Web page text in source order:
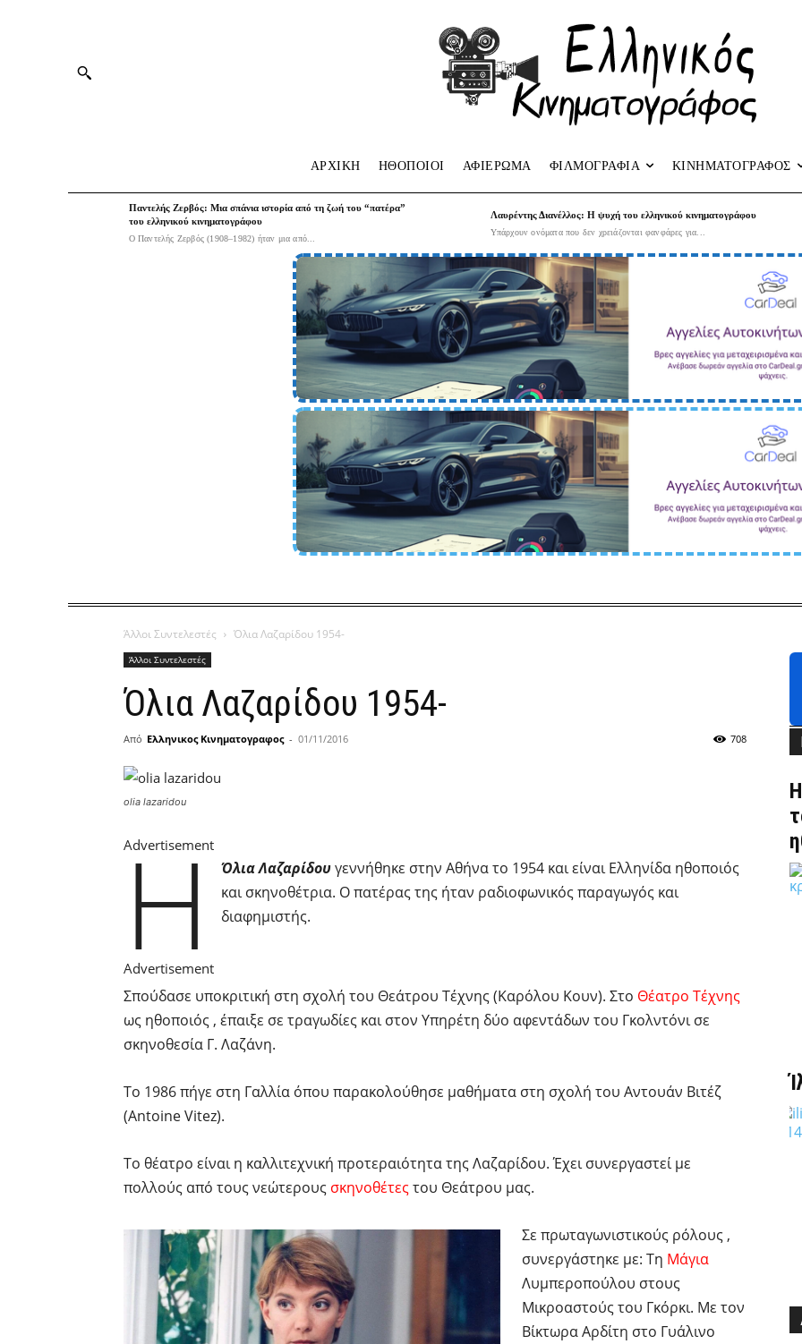
ΑΡΧΙΚΗ HΘΟΠΟΙΟΙ ΑΦΙΕΡΩΜΑ ΦΙΛΜΟΓΡΑΦΙΑ ΚΙΝΗΜΑΤΟΓΡΑΦΟΣ
Παντελής Ζερβός: Μια σπάνια ιστορία από τη ζωή του “πατέρα”
του ελληνικού κινηματογράφου
Ο Παντελής Ζερβός (1908–1982) ήταν μια από...
Λαυρέντης Διανέλλος: Η ψυχή του ελληνικού κινηματογράφου
Υπάρχουν ονόματα που δεν χρειάζονται φανφάρες για...
Άλλοι Συντελεστές Όλια Λαζαρίδου 1954-
Άλλοι Συντελεστές
Όλια Λαζαρίδου 1954-
Από Ελληνικος Κινηματογραφος - 01/11/2016 708
olia lazaridou
Advertisement
Η Όλια Λαζαρίδουγεννήθηκε στην Αθήνα το 1954 και είναι Ελληνίδα ηθοποιός
και σκηνοθέτρια. Ο πατέρας της ήταν ραδιοφωνικός παραγωγός και
διαφημιστής.
Advertisement
Σπούδασε υποκριτική στη σχολή του Θεάτρου Τέχνης (Καρόλου Κουν). Στο Θέατρο Τέχνης
ως ηθοποιός , έπαιξε σε τραγωδίες και στον Υπηρέτη δύο αφεντάδων του Γκολντόνι σε
σκηνοθεσία Γ. Λαζάνη.
Το 1986 πήγε στη Γαλλία όπου παρακολούθησε μαθήματα στη σχολή του Αντουάν Βιτέζ
(Antoine Vitez).
Το θέατρο είναι η καλλιτεχνική προτεραιότητα της Λαζαρίδου. Έχει συνεργαστεί με
πολλούς από τους νεώτερους σκηνοθέτεςτου Θεάτρου μας.
Σε πρωταγωνιστικούς ρόλους ,
συνεργάστηκε με: Τη Μάγια
Λυμπεροπούλου στους
Μικροαστούς του Γκόρκι. Με τον
Βίκτωρα Αρδίτη στο Γυάλινο